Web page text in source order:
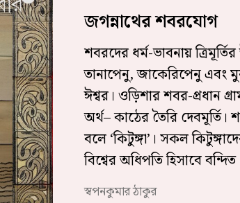
জগন্নাথের শবরযোগ
শবরদের ধর্ম-ভাবনায়
তানাপেনু, জাকেরিপেনু এবং
ঈশ্বর। ওড়িশার শবর-প্রধান
অর্থ– কাঠের তৈরি দেবমূর্তি।
বলে ‘কিটুঙ্গা’। সকল
বিশ্বের অধিপতি হিসাবে বন্দিত।
স্বপনকুমার ঠাকুর